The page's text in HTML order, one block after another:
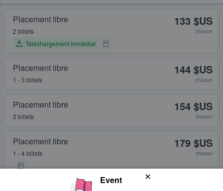
Placement libre
2 billets
Téléchargement immédiat
133 $US
chacun
Placement libre
1 - 3 billets
144 $US
chacun
Placement libre
2 billets
154 $US
chacun
Placement libre
1 - 4 billets
179 $US
chacun
Event